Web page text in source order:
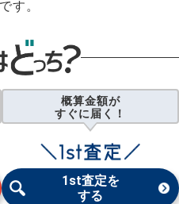
す。
概算金額が
すぐに届く！
1st査定を
する